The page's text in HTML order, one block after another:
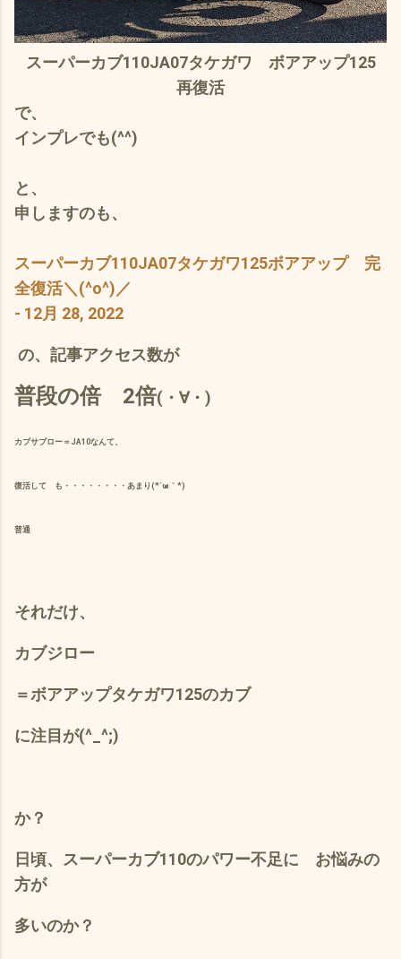
スーパーカブ110JA07タケガワ ボアアップ125
再復活
で、
インプレでも(^^)
と、
申しますのも、
スーパーカブ110JA07タケガワ125ボアアップ 完
全復活＼(^o^)／
- 12月 28, 2022
の、記事アクセス数が
普段の倍 2倍(・∀・)
カブサブロー＝JA10なんて、
復活して も・・・・・・・・あまり(*´ω｀*)
普通
それだけ、
カブジロー
＝ボアアップタケガワ125のカブ
に注目が(^_^;)
か？
日頃、スーパーカブ110のパワー不足に お悩みの
方が
多いのか？